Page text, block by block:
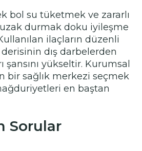
bol su tüketmek ve zararlı
uzak durmak doku iyileşme
ilaçların düzenli
derisinin dış darbelerden
şansını yükseltir. Kurumsal
bir sağlık merkezi seçmek
en baştan
Sorular